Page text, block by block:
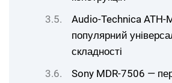
Audio-Technica ATH-
популярний
складності
Sony MDR-7506 —